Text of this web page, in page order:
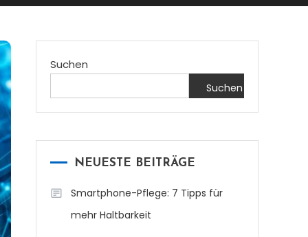
Suchen
Suchen
NEUESTE BEITRÄGE
Smartphone-Pflege: 7 Tipps für
mehr Haltbarkeit